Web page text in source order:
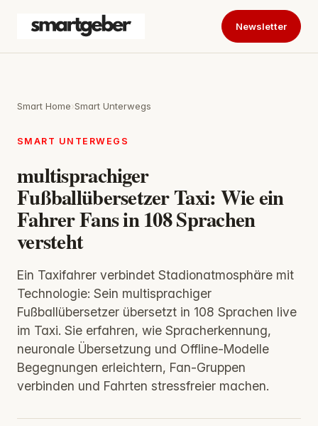
Newsletter
Smart Home›Smart Unterwegs
SMART UNTERWEGS
multisprachiger
Fußballübersetzer Taxi: Wie ein
Fahrer Fans in 108 Sprachen
versteht
Ein Taxifahrer verbindet Stadionatmosphäre mit
Technologie: Sein multisprachiger
Fußballübersetzer übersetzt in 108 Sprachen live
im Taxi. Sie erfahren, wie Spracherkennung,
neuronale Übersetzung und Offline-Modelle
Begegnungen erleichtern, Fan-Gruppen
verbinden und Fahrten stressfreier machen.